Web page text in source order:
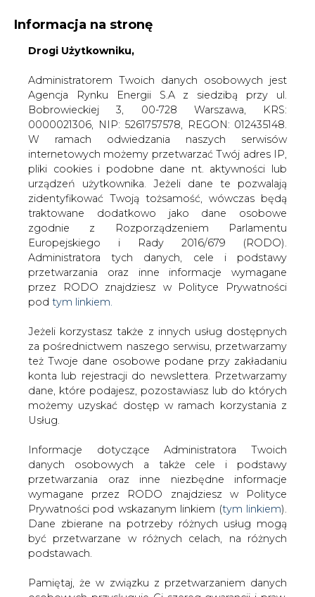
KONTAKT:
WYDAWCA PORTALU:
WYSOKI KONTRAST WIELKOŚĆ TEKSTU A A
ZALOGUJ SIĘ
WŁĄCZ CIRE.TV
Informacja na stronę
Drogi Użytkowniku,
Administratorem Twoich danych osobowych jest
Agencja Rynku Energii S.A z siedzibą przy ul.
Bobrowieckiej 3, 00-728 Warszawa, KRS:
0000021306, NIP: 5261757578, REGON: 012435148.
W ramach odwiedzania naszych serwisów
internetowych możemy przetwarzać Twój adres IP,
pliki cookies i podobne dane nt. aktywności lub
urządzeń użytkownika. Jeżeli dane te pozwalają
zidentyfikować Twoją tożsamość, wówczas będą
traktowane dodatkowo jako dane osobowe
zgodnie z Rozporządzeniem Parlamentu
Europejskiego i Rady 2016/679 (RODO).
Administratora tych danych, cele i podstawy
przetwarzania oraz inne informacje wymagane
przez RODO znajdziesz w Polityce Prywatności
pod tym linkiem.
Jeżeli korzystasz także z innych usług dostępnych
za pośrednictwem naszego serwisu, przetwarzamy
też Twoje dane osobowe podane przy zakładaniu
konta lub rejestracji do newslettera. Przetwarzamy
dane, które podajesz, pozostawiasz lub do których
możemy uzyskać dostęp w ramach korzystania z
Usług.
Informacje dotyczące Administratora Twoich
danych osobowych a także cele i podstawy
przetwarzania oraz inne niezbędne informacje
wymagane przez RODO znajdziesz w Polityce
Prywatności pod wskazanym linkiem (tym linkiem).
Dane zbierane na potrzeby różnych usług mogą
być przetwarzane w różnych celach, na różnych
podstawach.
Pamiętaj, że w związku z przetwarzaniem danych
Strona główna
SERWIS INFORMACYJNY CIRE
Prezydent podpisał ustawę o wsparciu firm wz. z
sytuacją na rynku energii do 2024 r.
drukuj
skomentuj
udostępnij